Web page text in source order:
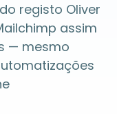
registo Oliver
assim
— mesmo